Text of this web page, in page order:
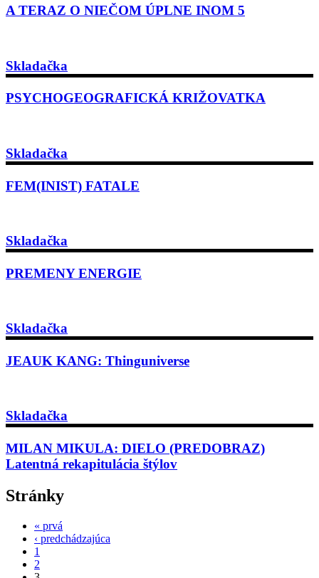
A TERAZ O NIEČOM ÚPLNE INOM 5
Skladačka
PSYCHOGEOGRAFICKÁ KRIŽOVATKA
Skladačka
FEM(INIST) FATALE
Skladačka
PREMENY ENERGIE
Skladačka
JEAUK KANG: Thinguniverse
Skladačka
MILAN MIKULA: DIELO (PREDOBRAZ)
Latentná rekapitulácia štýlov
Stránky
« prvá
‹ predchádzajúca
1
2